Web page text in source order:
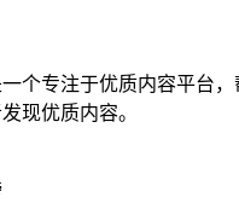
个专注于优质内容平台
现优质内容。